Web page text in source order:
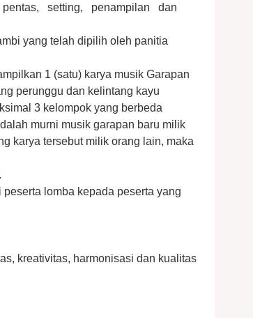
setting, penampilan dan
yang telah dipilih oleh panitia
1 (satu) karya musik Garapan
perunggu dan kelintang kayu
3 kelompok yang berbeda
murni musik garapan baru milik
karya tersebut milik orang lain, maka
lomba kepada peserta yang
kreativitas, harmonisasi dan kualitas